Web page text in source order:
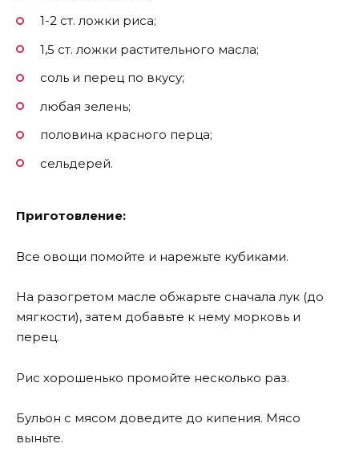
1-2 ст. ложки риса;
1,5 ст. ложки растительного масла;
соль и перец по вкусу;
любая зелень;
половина красного перца;
сельдерей.
Приготовление:
Все овощи помойте и нарежьте кубиками.
На разогретом масле обжарьте сначала лук (до
мягкости), затем добавьте к нему морковь и
перец.
Рис хорошенько промойте несколько раз.
Бульон с мясом доведите до кипения. Мясо
выньте.